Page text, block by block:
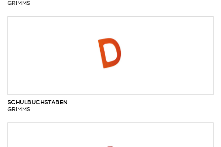
GRIMMS
SCHULBUCHSTABEN
GRIMMS